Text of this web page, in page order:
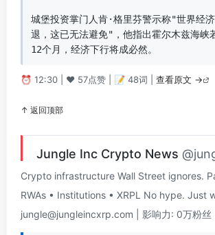
城堡投资掌门人肯·格里芬警示称"世界经
退，这已无法避免"，他指出霍尔木兹海峡
12个月，经济下行将成必然。
⏰ 12:30 | ❤️ 57点赞 | 📝 48词 | 查看原文 →
↑ 返回顶部
Jungle Inc Crypto News
Crypto infrastructure Wall Street ignores.
RWAs • Institutions • XRPL No hype. Just
jungle@jungleincxrp.com | 影响力: 0万粉丝